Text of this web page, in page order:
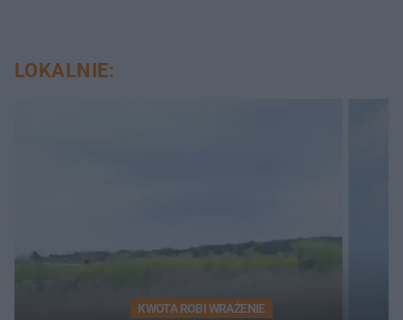
LOKALNIE:
KWOTA ROBI WRAŻENIE